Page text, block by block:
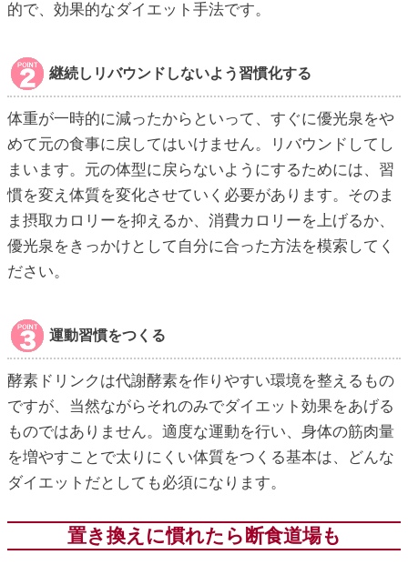
的で、効果的なダイエット手法です。
継続しリバウンドしないよう習慣化する
体重が一時的に減ったからといって、すぐに優光泉をや
めて元の食事に戻してはいけません。リバウンドしてし
まいます。元の体型に戻らないようにするためには、習
慣を変え体質を変化させていく必要があります。そのま
ま摂取カロリーを抑えるか、消費カロリーを上げるか、
優光泉をきっかけとして自分に合った方法を模索してく
ださい。
運動習慣をつくる
酵素ドリンクは代謝酵素を作りやすい環境を整えるもの
ですが、当然ながらそれのみでダイエット効果をあげる
ものではありません。適度な運動を行い、身体の筋肉量
を増やすことで太りにくい体質をつくる基本は、どんな
ダイエットだとしても必須になります。
置き換えに慣れたら断食道場も